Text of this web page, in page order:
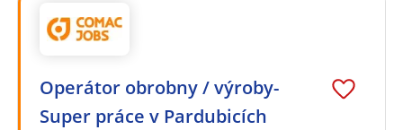
Operátor obrobny / výroby-
Super práce v Pardubicích